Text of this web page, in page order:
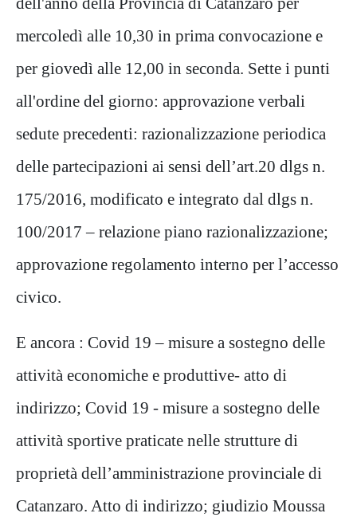
mercoledì alle 10,30 in prima convocazione e
per giovedì alle 12,00 in seconda. Sette i punti
all'ordine del giorno: approvazione verbali
sedute precedenti: razionalizzazione periodica
delle partecipazioni ai sensi dell’art.20 dlgs n.
175/2016, modificato e integrato dal dlgs n.
100/2017 – relazione piano razionalizzazione;
approvazione regolamento interno per l’accesso
civico.
E ancora : Covid 19 – misure a sostegno delle
attività economiche e produttive- atto di
indirizzo; Covid 19 - misure a sostegno delle
attività sportive praticate nelle strutture di
proprietà dell’amministrazione provinciale di
Catanzaro. Atto di indirizzo; giudizio Moussa